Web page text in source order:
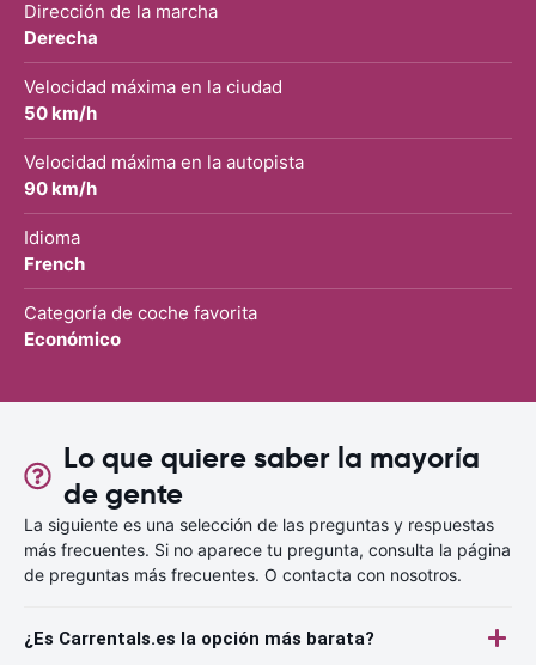
Dirección de la marcha
Derecha
Velocidad máxima en la ciudad
50 km/h
Velocidad máxima en la autopista
90 km/h
Idioma
French
Categoría de coche favorita
Económico
Lo que quiere saber la mayoría
de gente
La siguiente es una selección de las preguntas y respuestas
más frecuentes. Si no aparece tu pregunta, consulta la página
de preguntas más frecuentes. O contacta con nosotros.
¿Es Carrentals.es la opción más barata?